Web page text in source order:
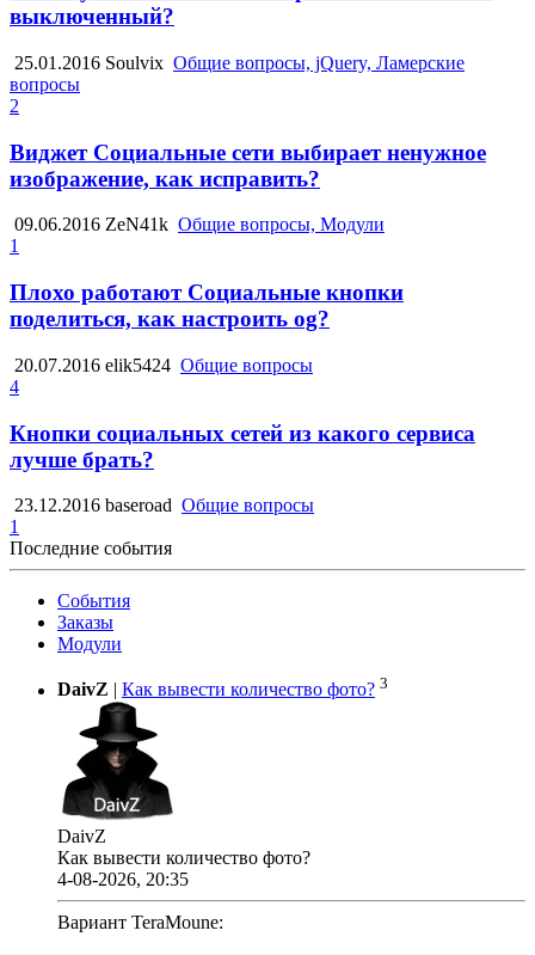
выключенный?
25.01.2016 Soulvix Общие вопросы, jQuery, Ламерские
вопросы
2
Виджет Социальные сети выбирает ненужное
изображение, как исправить?
09.06.2016 ZeN41k Общие вопросы, Модули
1
Плохо работают Социальные кнопки
поделиться, как настроить og?
20.07.2016 elik5424 Общие вопросы
4
Кнопки социальных сетей из какого сервиса
лучше брать?
23.12.2016 baseroad Общие вопросы
1
Последние события
События
Заказы
Модули
DaivZ Как вывести количество фото? 3
DaivZ
Как вывести количество фото?
4-08-2026, 20:35
Вариант TeraMoune: